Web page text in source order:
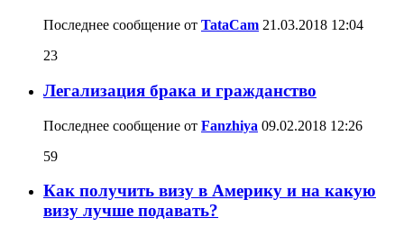
Последнее сообщение от TataCam 21.03.2018 12:04
23
Легализация брака и гражданство
Последнее сообщение от Fanzhiya 09.02.2018 12:26
59
Как получить визу в Америку и на какую
визу лучше подавать?